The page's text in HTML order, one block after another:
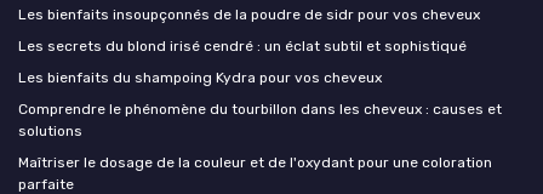
Les bienfaits insoupçonnés de la poudre de sidr pour vos cheveux
Les secrets du blond irisé cendré : un éclat subtil et sophistiqué
Les bienfaits du shampoing Kydra pour vos cheveux
Comprendre le phénomène du tourbillon dans les cheveux : causes et
solutions
Maîtriser le dosage de la couleur et de l'oxydant pour une coloration
parfaite